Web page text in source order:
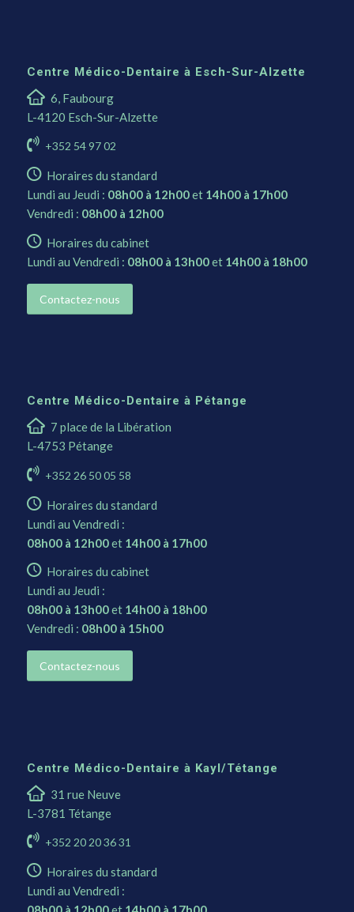
Centre Médico-Dentaire à Esch-Sur-Alzette
6, Faubourg
L-4120 Esch-Sur-Alzette
+352 54 97 02
Horaires du standard
Lundi au Jeudi : 08h00 à 12h00et 14h00 à 17h00
Vendredi : 08h00 à 12h00
Horaires du cabinet
Lundi au Vendredi : 08h00 à 13h00et 14h00 à 18h00
Contactez-nous
Centre Médico-Dentaire à Pétange
7 place de la Libération
L-4753 Pétange
+352 26 50 05 58
Horaires du standard
Lundi au Vendredi :
08h00 à 12h00et 14h00 à 17h00
Horaires du cabinet
Lundi au Jeudi :
08h00 à 13h00et 14h00 à 18h00
Vendredi : 08h00 à 15h00
Contactez-nous
Centre Médico-Dentaire à Kayl/Tétange
31 rue Neuve
L-3781 Tétange
+352 20 20 36 31
Horaires du standard
Lundi au Vendredi :